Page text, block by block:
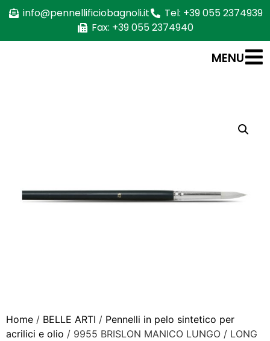
info@pennellificiobagnoli.it
Tel: +39 055 2374939
Fax: +39 055 2374940
MENU
Home / BELLE ARTI / Pennelli in pelo sintetico per
acrilici e olio / 9955 BRISLON MANICO LUNGO / LONG